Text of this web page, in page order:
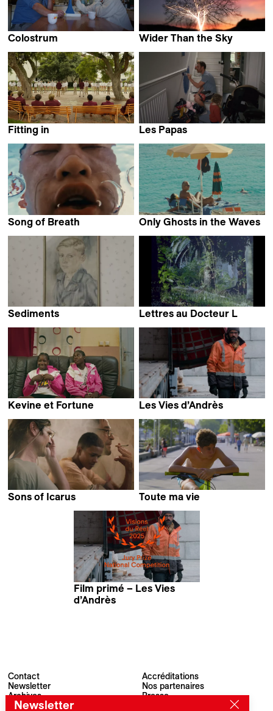
Colostrum
Wider Than the Sky
Fitting in
Les Papas
Song of Breath
Only Ghosts in the Waves
Tobias Scharnagl
Sediments
Lettres au Docteur L
Kevine et Fortune
Les Vies d’Andrès
Rémi Pons
Sons of Icarus
Toute ma vie
Film primé – Les Vies
d’Andrès
Contact
Newsletter
Archives
Accréditations
Nos partenaires
Presse
Newsletter